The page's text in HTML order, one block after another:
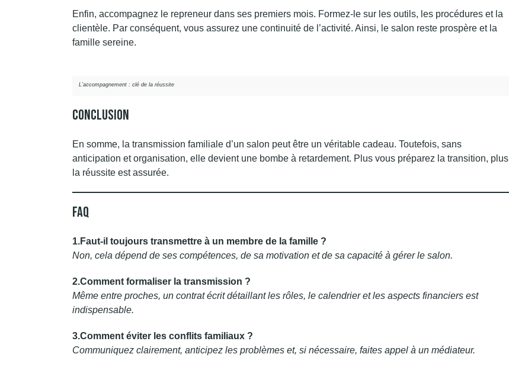
Enfin, accompagnez le repreneur dans ses premiers mois. Formez-le sur les outils, les procédures et la
clientèle. Par conséquent, vous assurez une continuité de l’activité. Ainsi, le salon reste prospère et la
famille sereine.
L’accompagnement : clé de la réussite
Conclusion
En somme, la transmission familiale d’un salon peut être un véritable cadeau. Toutefois, sans
anticipation et organisation, elle devient une bombe à retardement. Plus vous préparez la transition, plus
la réussite est assurée.
FAQ
1.Faut-il toujours transmettre à un membre de la famille ?
Non, cela dépend de ses compétences, de sa motivation et de sa capacité à gérer le salon.
2.Comment formaliser la transmission ?
Même entre proches, un contrat écrit détaillant les rôles, le calendrier et les aspects financiers est
indispensable.
3.Comment éviter les conflits familiaux ?
Communiquez clairement, anticipez les problèmes et, si nécessaire, faites appel à un médiateur.